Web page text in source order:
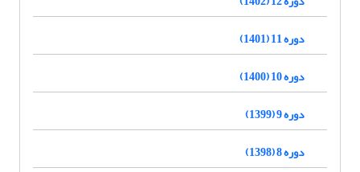
دوره 11 (1401)
دوره 10 (1400)
دوره 9 (1399)
دوره 8 (1398)